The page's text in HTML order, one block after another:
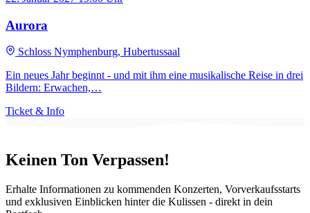
Aurora
Schloss Nymphenburg, Hubertussaal
Ein neues Jahr beginnt - und mit ihm eine musikalische Reise in drei
Bildern: Erwachen,…
Ticket & Info
Keinen Ton Verpassen!
Erhalte Informationen zu kommenden Konzerten, Vorverkaufsstarts
und exklusiven Einblicken hinter die Kulissen - direkt in dein